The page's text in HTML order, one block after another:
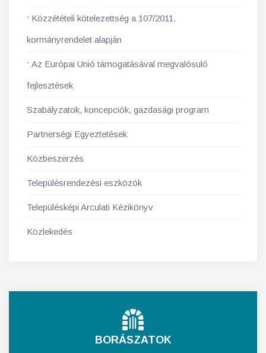
Közzétételi kötelezettség a 107/2011.
kormányrendelet alapján
Az Európai Unió támogatásával megvalósuló
fejlesztések
Szabályzatok, koncepciók, gazdasági program
Partnerségi Egyeztetések
Közbeszerzés
Településrendezési eszközök
Településképi Arculati Kézikönyv
Közlekedés
BORÁSZATOK